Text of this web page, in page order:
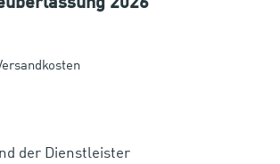
der Dienstleister